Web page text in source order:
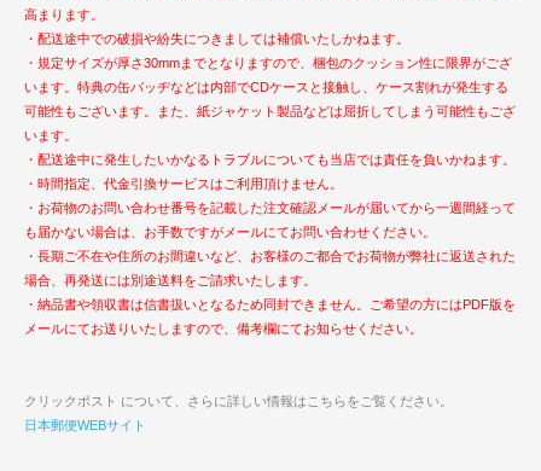
高まります。
・配送途中での破損や紛失につきましては補償いたしかねます。
・規定サイズが厚さ30mmまでとなりますので、梱包のクッション性に限界がござ
います。特典の缶バッヂなどは内部でCDケースと接触し、ケース割れが発生する
可能性もございます。また、紙ジャケット製品などは屈折してしまう可能性もござ
います。
・配送途中に発生したいかなるトラブルについても当店では責任を負いかねます。
・時間指定、代金引換サービスはご利用頂けません。
・お荷物のお問い合わせ番号を記載した注文確認メールが届いてから一週間経って
も届かない場合は、お手数ですがメールにてお問い合わせください。
・長期ご不在や住所のお間違いなど、お客様のご都合でお荷物が弊社に返送された
場合、再発送には別途送料をご請求いたします。
・納品書や領収書は信書扱いとなるため同封できません。ご希望の方にはPDF版を
メールにてお送りいたしますので、備考欄にてお知らせください。
クリックポスト について、さらに詳しい情報はこちらをご覧ください。
日本郵便WEBサイト